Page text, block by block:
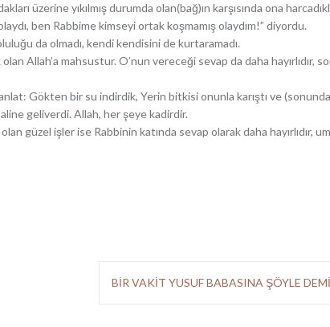
üzerine yıkılmış durumda olan(bağ)ın karşısında ona
ben Rabbime kimseyi ortak koşmamış olaydım!” diyordu.
da olmadı, kendi kendisini de kurtaramadı.
Allah’a mahsustur. O’nun vereceği sevap da daha hayırlıdır,
Gökten bir su indirdik, Yerin bitkisi onunla karıştı ve (sonunda
geliverdi. Allah, her şeye kadirdir.
güzel işler ise Rabbinin katında sevap olarak daha hayırlıdır,
BİR VAKİT YUSUF BABASINA ŞÖYLE